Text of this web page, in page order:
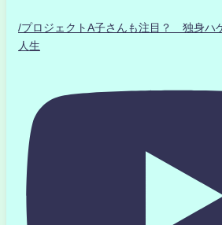
/プロジェクトA子さんも注目？ 独身ハ
人生